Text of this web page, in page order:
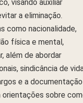
visando auxiliar
a eliminação.
como nacionalidade,
física e mental,
além de abordar
sindicância de
e a documentação
sobre